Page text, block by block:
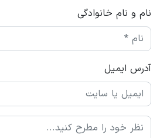
نام و نام خانوادگی
آدرس ایمیل